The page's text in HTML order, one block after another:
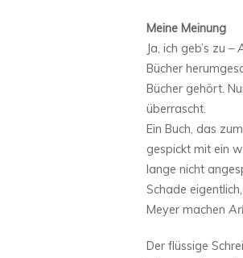
Meine Meinung
Ja, ich geb’s zu –
Bücher
Bücher gehört.
überrascht.
Ein Buch, das
gespickt mit ein
lange nicht
Schade
Meyer machen
Der flüssige